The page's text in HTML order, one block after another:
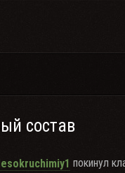
состав
покинул